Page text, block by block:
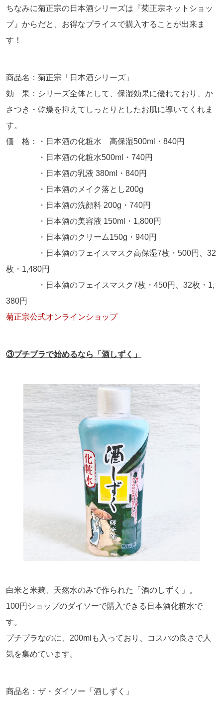
ちなみに菊正宗の日本酒シリーズは『菊正宗ネットショッ
プ』からだと、お得なプライスで購入することが出来ま
す！
商品名：菊正宗「日本酒シリーズ」
効 果：シリーズ全体として、保湿効果に優れており、か
さつき・乾燥を抑えてしっとりとしたお肌に導いてくれま
す。
価 格：・日本酒の化粧水 高保湿500ml ・ 840円
・日本酒の化粧水500ml ・ 740円
・日本酒の乳液 380ml ・ 840円
・日本酒のメイク落とし200g
・日本酒の洗顔料 200g ・ 740円
・日本酒の美容液 150ml ・ 1,800円
・日本酒のクリーム150g ・ 940円
・日本酒のフェイスマスク高保湿7枚・ 500円、 32
枚・ 1,480円
・日本酒のフェイスマスク7枚・ 450円、 32枚・ 1,
380円
菊正宗公式オンラインショップ
③プチプラで始めるなら「酒しずく」
白米と米麹、天然水のみで作られた「酒のしずく」。
100円ショップのダイソーで購入できる日本酒化粧水で
す。
プチプラなのに、 200ml も入っており、コスパの良さで人
気を集めています。
商品名：ザ・ダイソー「酒しずく」